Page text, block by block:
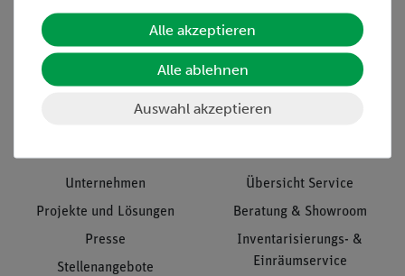
Nach oben
Unternehmen
Projekte und Lösungen
Presse
Stellenangebote
Übersicht Service
Beratung & Showroom
Inventarisierungs- &
Einräumservice
Alle akzeptieren
Alle ablehnen
Auswahl akzeptieren